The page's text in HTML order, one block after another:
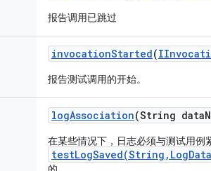
报告调用已跳过
invocationStarted(
报告测试调用的开始。
logAssociation(String data
在某些情况下，日志必须与测试用例